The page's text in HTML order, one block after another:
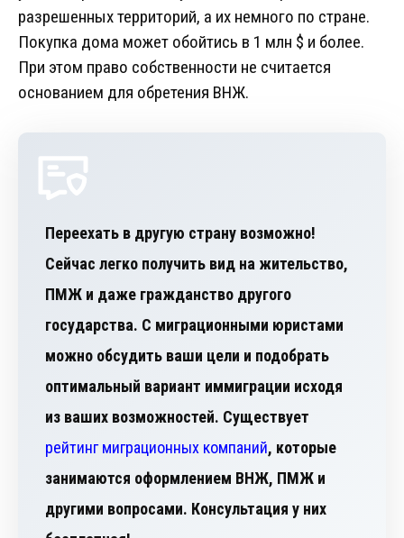
разрешенных территорий, а их немного по стране.
Покупка дома может обойтись в 1 млн $ и более.
При этом право собственности не считается
основанием для обретения ВНЖ.
Переехать в другую страну возможно!
Сейчас легко получить вид на жительство,
ПМЖ и даже гражданство другого
государства. С миграционными юристами
можно обсудить ваши цели и подобрать
оптимальный вариант иммиграции исходя
из ваших возможностей. Существует
рейтинг миграционных компаний, которые
занимаются оформлением ВНЖ, ПМЖ и
другими вопросами. Консультация у них